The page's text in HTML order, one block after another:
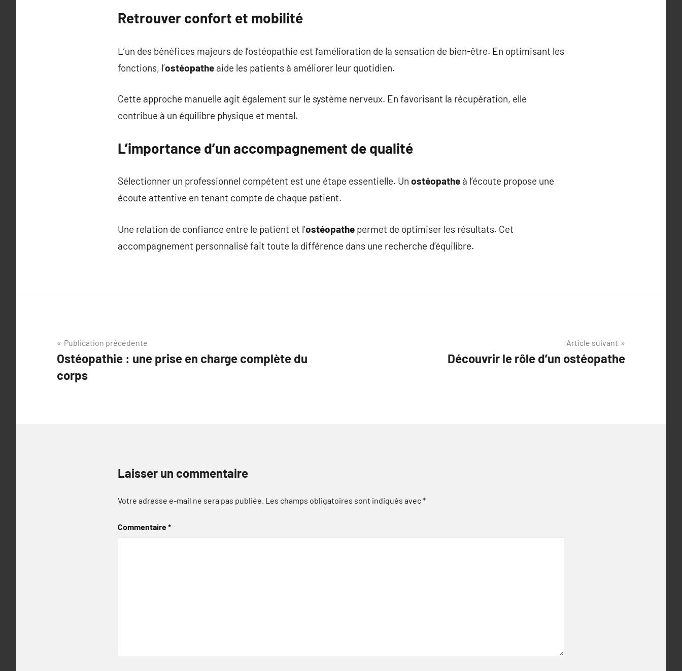
Retrouver confort et mobilité
L’un des bénéfices majeurs de l’ostéopathie est l’amélioration de la sensation de bien-être. En optimisant les
fonctions, l’ostéopathe aide les patients à améliorer leur quotidien.
Cette approche manuelle agit également sur le système nerveux. En favorisant la récupération, elle
contribue à un équilibre physique et mental.
L’importance d’un accompagnement de qualité
Sélectionner un professionnel compétent est une étape essentielle. Un ostéopathe à l’écoute propose une
écoute attentive en tenant compte de chaque patient.
Une relation de confiance entre le patient et l’ostéopathe permet de optimiser les résultats. Cet
accompagnement personnalisé fait toute la différence dans une recherche d’équilibre.
Navigation
de
l’article
Publication précédente
Ostéopathie : une prise en charge complète du
corps
Article suivant
Découvrir le rôle d’un ostéopathe
Laisser un commentaire
Votre adresse e-mail ne sera pas publiée. Les champs obligatoires sont indiqués avec*
Commentaire*